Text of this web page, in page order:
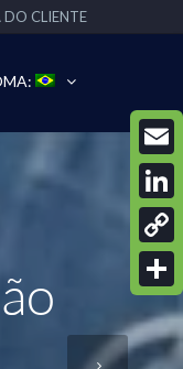
DO CLIENTE
Email
Copy
Link